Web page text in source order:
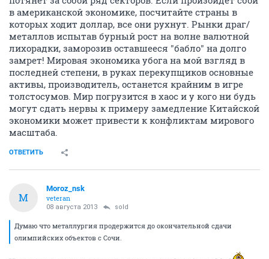
в американской экономике, посчитайте страны в
которых ходит доллар, все они рухнут. Рынки драг/
металлов испытав бурный рост на волне валютной
лихорадки, заморозив оставшееся "бабло" на долго
замрет! Мировая экономика убога на мой взгляд в
последней степени, в руках перекупщиков основные
активы, производитель, останется крайним в игре
толстосумов. Мир погрузится в хаос и у кого ни будь
могут сдать нервы к примеру замедление Китайской
экономики может привести к конфликтам мирового
масштаба.
ОТВЕТИТЬ
M
Moroz_nsk
veteran
08 августа 2013 sold
Думаю что металлургия продержится до окончательной сдачи
олимпийских объектов с Сочи.